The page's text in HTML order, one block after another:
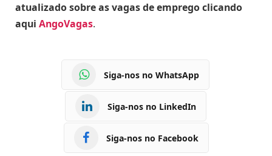
atualizado sobre as vagas de emprego clicando
aqui AngoVagas.
Siga-nos no WhatsApp
Siga-nos no LinkedIn
Siga-nos no Facebook